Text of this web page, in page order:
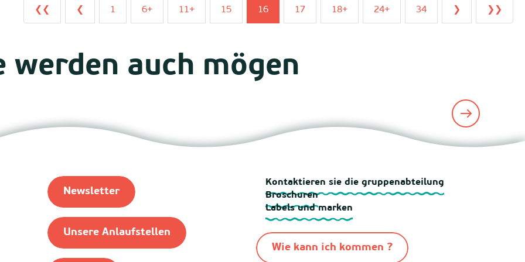
❮❮ ❮ 1 6+ 11+ 15 16 17 18+ 24+ 34 ❯ ❯❯
werden auch mögen
Newsletter
Unsere Anlaufstellen
Kontaktieren sie die gruppenabteilung
Broschuren
Labels und marken
Wie kann ich kommen ?